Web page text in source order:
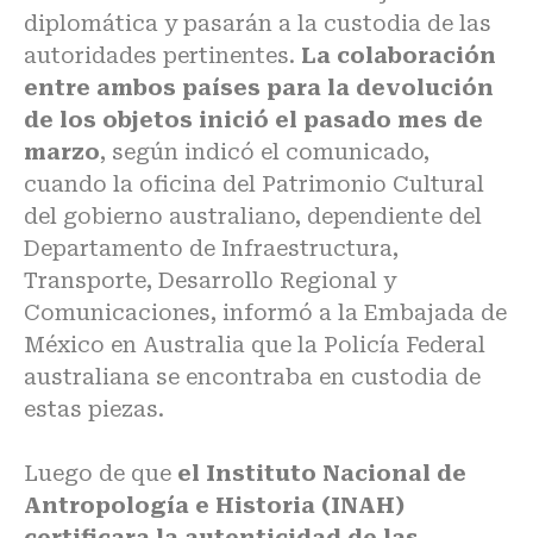
diplomática y pasarán a la custodia de las
autoridades pertinentes. La colaboración
entre ambos países para la devolución
de los objetos inició el pasado mes de
marzo, según indicó el comunicado,
cuando la oficina del Patrimonio Cultural
del gobierno australiano, dependiente del
Departamento de Infraestructura,
Transporte, Desarrollo Regional y
Comunicaciones, informó a la Embajada de
México en Australia que la Policía Federal
australiana se encontraba en custodia de
estas piezas.
Luego de que el Instituto Nacional de
Antropología e Historia (INAH)